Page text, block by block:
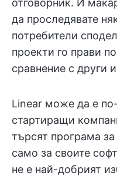
отговорник. И
да проследявате
потребители
проекти го прави
сравнение с други
Linear може да е
стартиращи
търсят програма
само за своите
не е най-добрият